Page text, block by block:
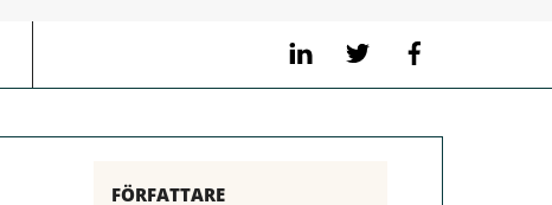
LinkedIn Twitter
FÖRFATTARE